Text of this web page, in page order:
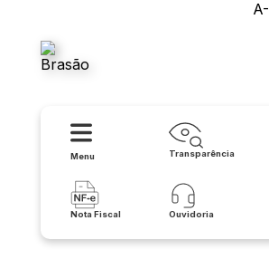
A-
Menu Transparência
Nota Fiscal Ouvidoria